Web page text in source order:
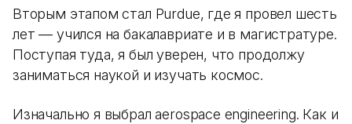
Вторым этапом стал Purdue, где я провел шесть
лет — учился на бакалавриате и в магистратуре.
Поступая туда, я был уверен, что продолжу
заниматься наукой и изучать космос.
Изначально я выбрал aerospace engineering. Как и